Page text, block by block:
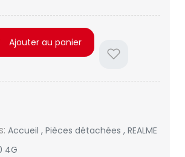
Ajouter au panier
Accueil , Pièces détachées , REALME
4G